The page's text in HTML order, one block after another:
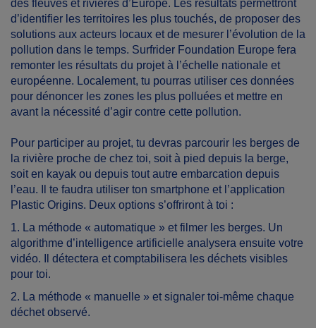
des fleuves et rivières d’Europe. Les résultats permettront
d’identifier les territoires les plus touchés, de proposer des
solutions aux acteurs locaux et de mesurer l’évolution de la
pollution dans le temps. Surfrider Foundation Europe fera
remonter les résultats du projet à l’échelle nationale et
européenne. Localement, tu pourras utiliser ces données
pour dénoncer les zones les plus polluées et mettre en
avant la nécessité d’agir contre cette pollution.
Pour participer au projet, tu devras parcourir les berges de
la rivière proche de chez toi, soit à pied depuis la berge,
soit en kayak ou depuis tout autre embarcation depuis
l’eau. Il te faudra utiliser ton smartphone et l’application
Plastic Origins. Deux options s’offriront à toi :
1. La méthode « automatique » et filmer les berges. Un
algorithme d’intelligence artificielle analysera ensuite votre
vidéo. Il détectera et comptabilisera les déchets visibles
pour toi.
2. La méthode « manuelle » et signaler toi-même chaque
déchet observé.